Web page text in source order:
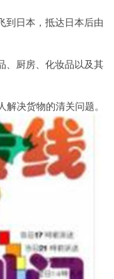
到日本，抵达日本后由
、厨房、化妆品以及其
决货物的清关问题。